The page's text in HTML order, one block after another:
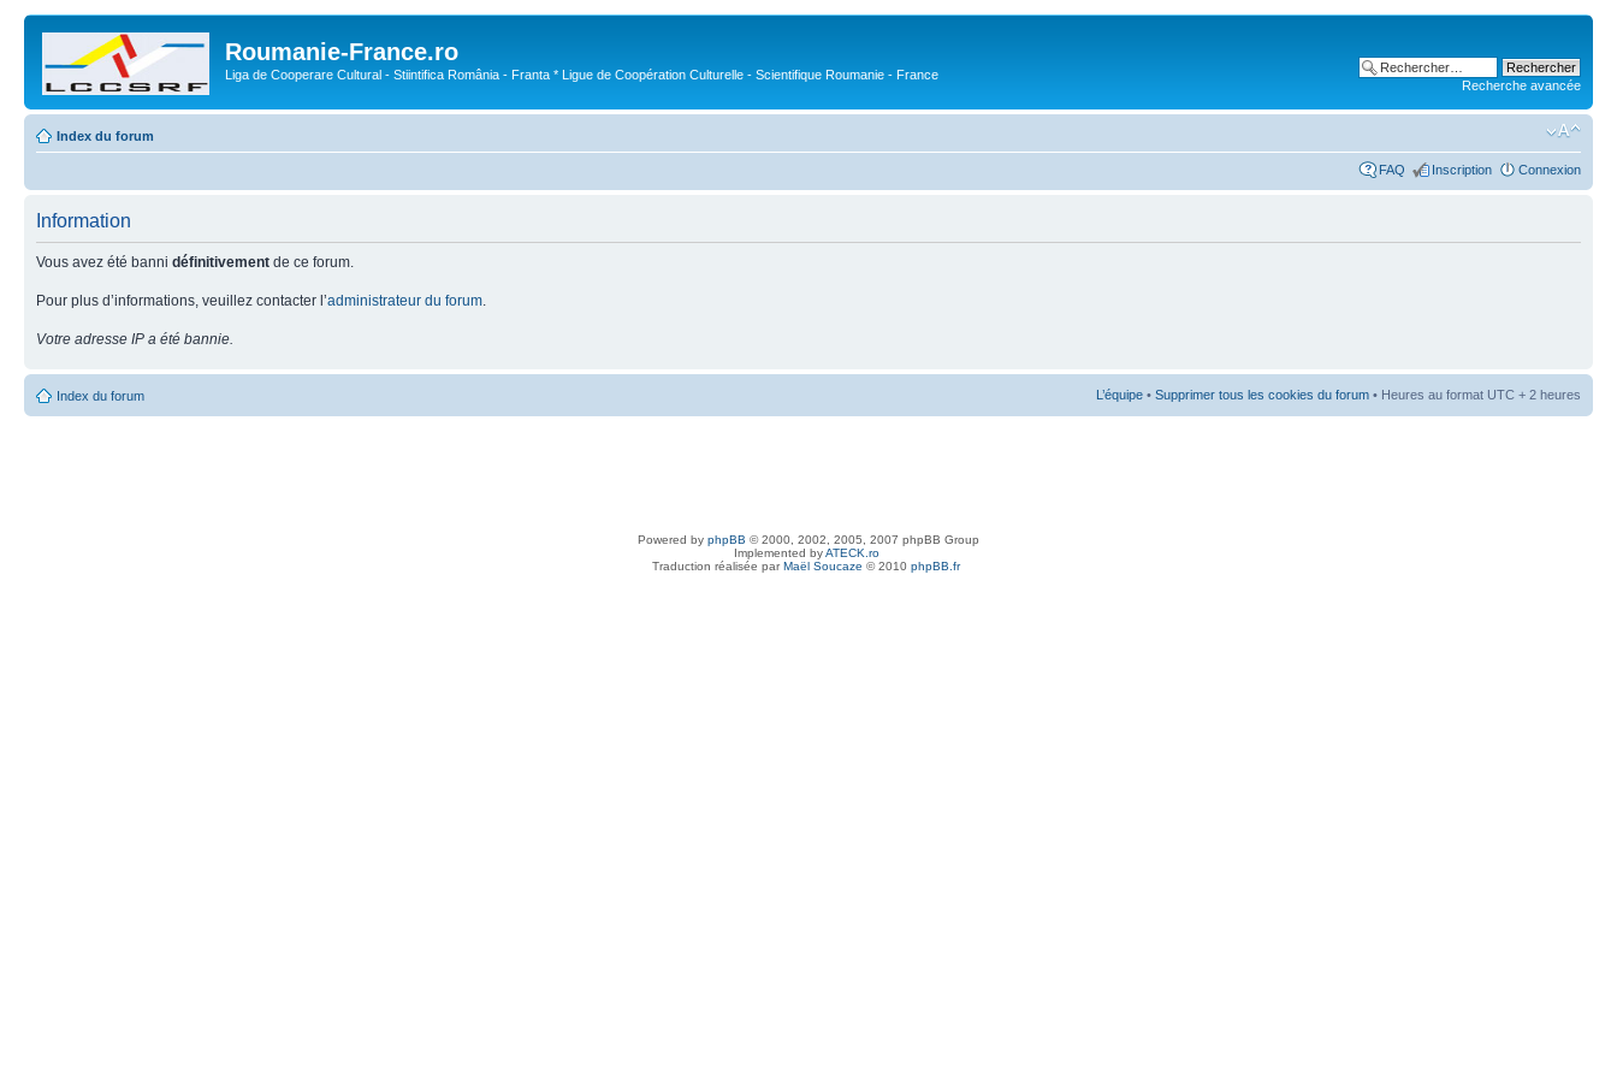
Roumanie-France.ro
Liga de Cooperare Cultural - Stiintifica România - Franta * Ligue de Coopération Culturelle - Scientifique Roumanie - France
Recherche avancée
Index du forum
FAQ Inscription Connexion
Information
Vous avez été banni définitivement de ce forum.
Pour plus d’informations, veuillez contacter l’administrateur du forum
Votre adresse IP a été bannie.
Index du forum L’équipe • Supprimer tous les cookies du forum • Heures au format UTC + 2 heures
Powered by phpBB © 2000, 2002, 2005, 2007 phpBB Group
Implemented byATECK.ro
Traduction réalisée parMaël Soucaze © 2010 phpBB.fr